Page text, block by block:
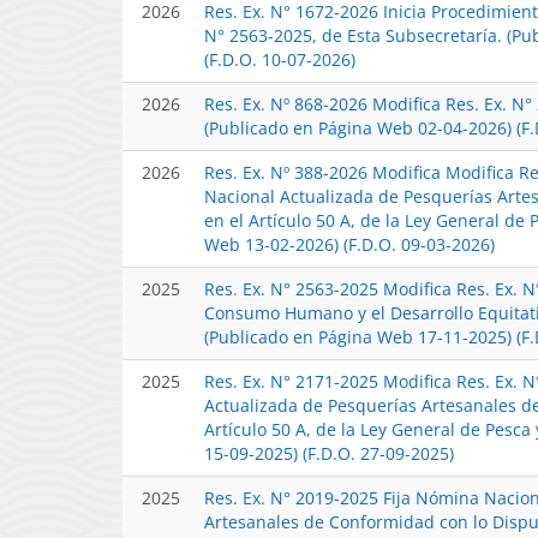
2026
Res. Ex. N° 1672-2026 Inicia
N° 2563-2025, de Esta Subsecretaría.
(F.D.O. 10-07-2026)
2026
Res. Ex. Nº 868-2026 Modifica Res. Ex.
(Publicado en Página Web 02-04-2026)
2026
Res. Ex. Nº 388-2026 Modifica Modifica
Nacional Actualizada de Pesquerías
en el Artículo 50 A, de la Ley General de
Web 13-02-2026) (F.D.O. 09-03-2026)
2025
Res. Ex. N° 2563-2025 Modifica Res. Ex.
Consumo Humano y el Desarrollo
(Publicado en Página Web 17-11-2025)
2025
Res. Ex. N° 2171-2025 Modifica Res. Ex.
Actualizada de Pesquerías Artesanales
Artículo 50 A, de la Ley General de
15-09-2025) (F.D.O. 27-09-2025)
2025
Res. Ex. N° 2019-2025 Fija Nómina
Artesanales de Conformidad con lo